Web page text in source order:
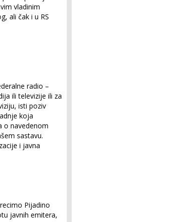
vladinim
ali čak i u RS
radio –
ili televizije ili za
isti poziv
koja
o navedenom
sastavu.
i javna
Pijadino
javnih emitera,